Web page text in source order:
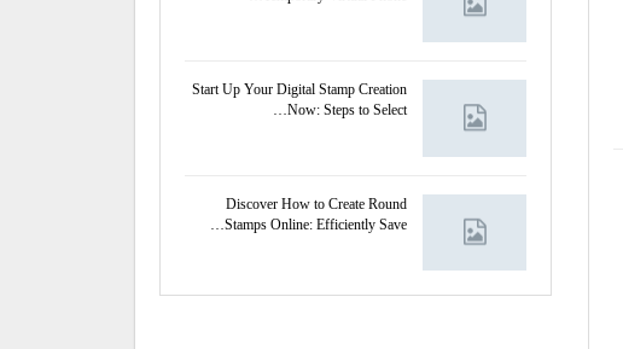
Start Up Your Digital Stamp Creation
Now: Steps to Select…
Discover How to Create Round
Stamps Online: Efficiently Save…